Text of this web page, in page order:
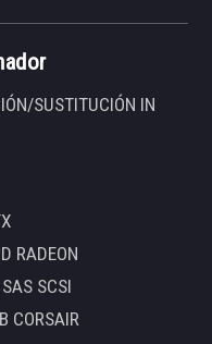
SUSTITUCIÓN IN
RADEON
SCSI
CORSAIR